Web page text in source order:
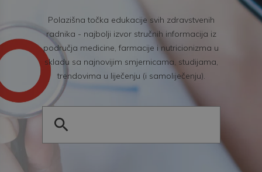
Polazišna točka edukacije svih zdravstvenih
radnika - najbolji izvor stručnih informacija iz
područja medicine, farmacije i nutricionizma u
skladu sa najnovijim smjernicama, studijama,
trendovima u liječenju (i samoliječenju).